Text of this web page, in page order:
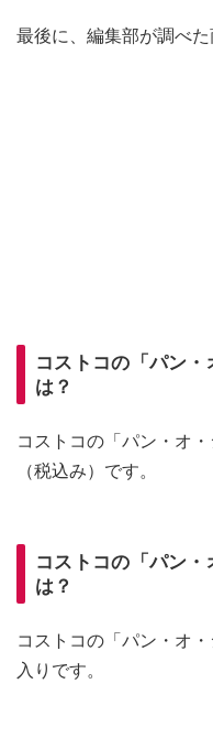
最後に、編集部が調べた
コストコの「パン
は？
コストコの「パン・オ
（税込み）です。
コストコの「パン
は？
コストコの「パン・オ
入りです。